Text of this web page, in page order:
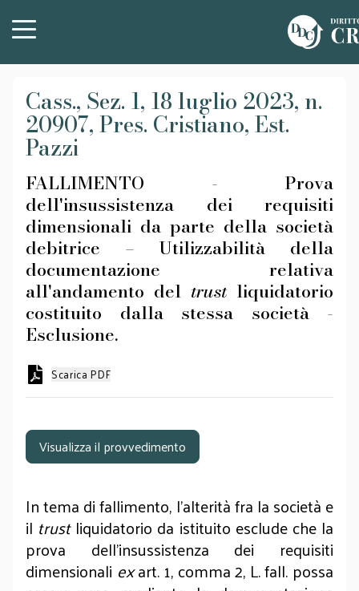
Cass., Sez. 1, 18 luglio 2023, n.
20907, Pres. Cristiano, Est.
Pazzi
FALLIMENTO - Prova
dell'insussistenza dei requisiti
dimensionali da parte della società
debitrice – Utilizzabilità della
documentazione relativa
all'andamento del trust liquidatorio
costituito dalla stessa società -
Esclusione.
Scarica PDF
Visualizza il provvedimento
In tema di fallimento, l’alterità fra la società e
il trustliquidatorio da istituito esclude che la
prova dell’insussistenza dei requisiti
dimensionali exart. 1, comma 2, L. fall. possa